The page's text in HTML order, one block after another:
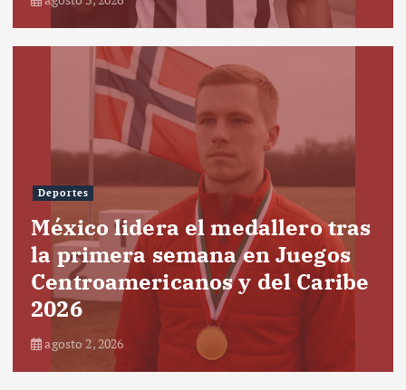
Deportes
México lidera el medallero tras
la primera semana en Juegos
Centroamericanos y del Caribe
2026
agosto 2, 2026